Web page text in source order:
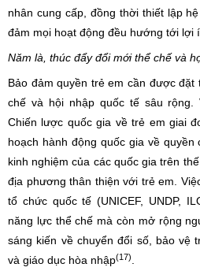
nhân cung cấp, đồng thời thiết lập
đảm mọi hoạt động đều hướng tới lợi
Năm là, thúc đẩy đổi mới thể chế và
Bảo đảm quyền trẻ em cần được đặt
chế và hội nhập quốc tế sâu rộng.
Chiến lược quốc gia về trẻ em giai
hoạch hành động quốc gia về
kinh nghiệm của các quốc gia trên
địa phương thân thiện với trẻ em.
tổ chức quốc tế (UNICEF, UNDP,
năng lực thể chế mà còn mở rộng
sáng kiến về chuyển đổi số, bảo vệ
và giáo dục hòa nhập(17)